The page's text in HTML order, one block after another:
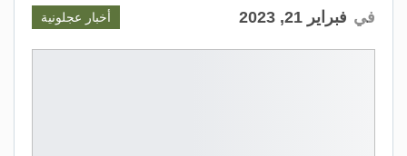
أخبار عجلونية في فبراير 21, 2023